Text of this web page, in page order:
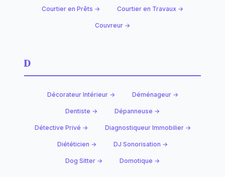
Courtier en Prêts → Courtier en Travaux →
Couvreur →
D
Décorateur Intérieur → Déménageur →
Dentiste → Dépanneuse →
Détective Privé → Diagnostiqueur Immobilier →
Diététicien → DJ Sonorisation →
Dog Sitter → Domotique →